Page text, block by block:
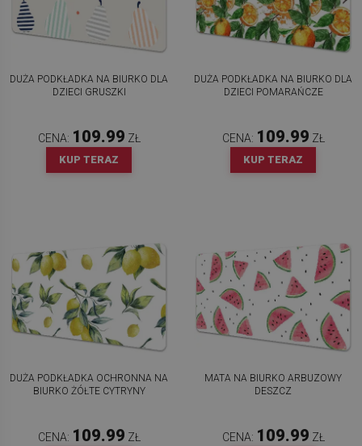
DUŻA PODKŁADKA NA BIURKO DLA
DZIECI GRUSZKI
CENA: 109.99 ZŁ
KUP TERAZ
DUŻA PODKŁADKA NA BIURKO DLA
DZIECI POMARAŃCZE
CENA: 109.99 ZŁ
KUP TERAZ
DUŻA PODKŁADKA OCHRONNA NA
BIURKO ŻÓŁTE CYTRYNY
CENA: 109.99 ZŁ
MATA NA BIURKO ARBUZOWY
DESZCZ
CENA: 109.99 ZŁ